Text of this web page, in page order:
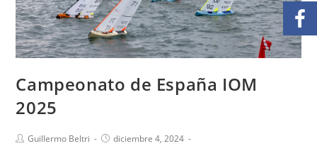
Campeonato de España IOM
2025
Guillermo Beltri
diciembre 4, 2024